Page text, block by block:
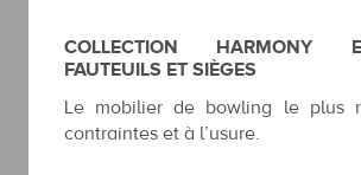
COLLECTION HARMONY
FAUTEUILS ET SIÈGES
Le mobilier de bowling le plus
contraintes et à l’usure.